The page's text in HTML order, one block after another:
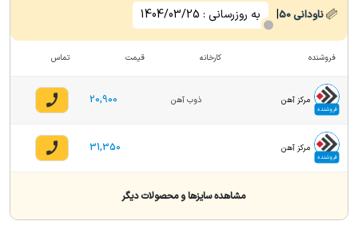
ناودانی50
| به روزرسانی : 1404/03/25
فروشنده کارخانه قیمت تماس
فروشنده
مرکز آهن ذوب آهن 20,900
فروشنده
مرکز آهن 31,350
مشاهده سایزها و محصولات دیگر